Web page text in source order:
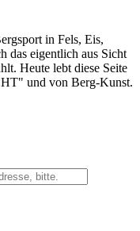
in Fels, Eis,
das eigentlich aus Sicht
Heute lebt diese Seite
und von Berg-Kunst.